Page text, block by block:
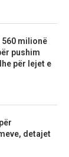
560 milionë
pushim
për lejet e
detajet